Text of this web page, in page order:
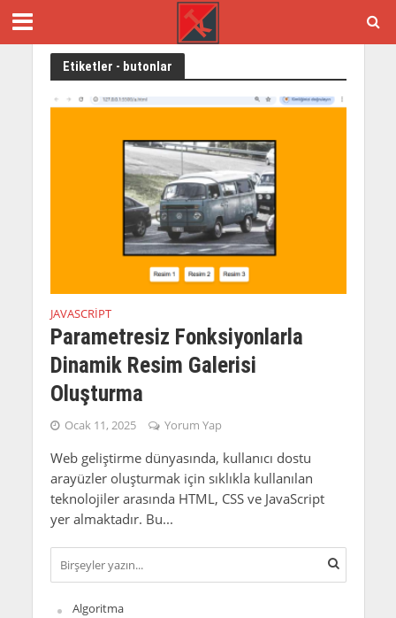
Etiketler - butonlar
JAVASCRIPT
Parametresiz Fonksiyonlarla
Dinamik Resim Galerisi
Oluşturma
Ocak 11, 2025 Yorum Yap
Web geliştirme dünyasında, kullanıcı dostu
arayüzler oluşturmak için sıklıkla kullanılan
teknolojiler arasında HTML, CSS ve JavaScript
yer almaktadır. Bu...
Algoritma